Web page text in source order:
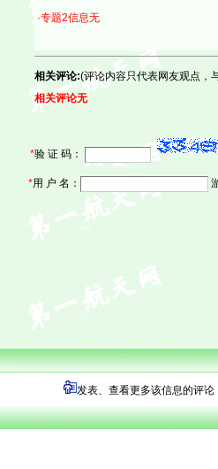
·专题2信息无
相关评论:(评论内容只代表网友观点，
相关评论无
*验 证 码：
*用 户 名：
发表、查看更多该信息的评论